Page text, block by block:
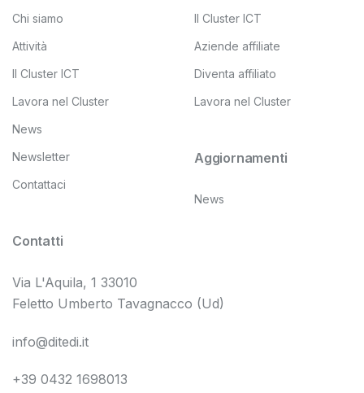
Chi siamo
Attività
Il Cluster ICT
Lavora nel Cluster
News
Newsletter
Contattaci
Il Cluster ICT
Aziende affiliate
Diventa affiliato
Lavora nel Cluster
Aggiornamenti
News
Contatti
Via L'Aquila, 1 33010
Feletto Umberto Tavagnacco (Ud)
info@ditedi.it
+39 0432 1698013